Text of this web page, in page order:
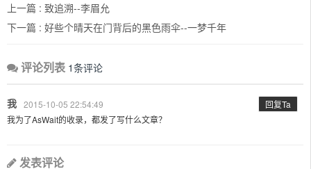
上一篇 : 致追溯--李眉允
下一篇 : 好些个晴天在门背后的黑色雨伞--一梦千年
评论列表 1条评论
我 2015-10-05 22:54:49
回复Ta
我为了AsWait的收录，都发了写什么文章？
发表评论